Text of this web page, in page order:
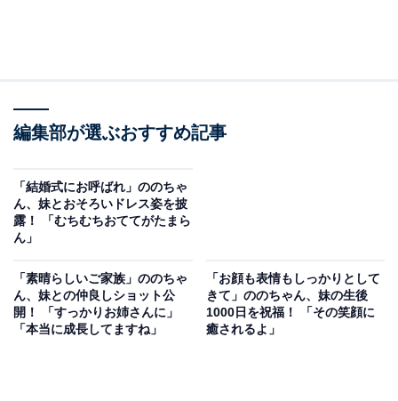
編集部が選ぶおすすめ記事
「結婚式にお呼ばれ」ののちゃ
ん、妹とおそろいドレス姿を披
露！ 「むちむちおててがたまら
ん」
「素晴らしいご家族」ののちゃ
ん、妹との仲良しショット公
開！ 「すっかりお姉さんに」
「本当に成長してますね」
「お顔も表情もしっかりとして
きて」ののちゃん、妹の生後
1000日を祝福！ 「その笑顔に
癒されるよ」